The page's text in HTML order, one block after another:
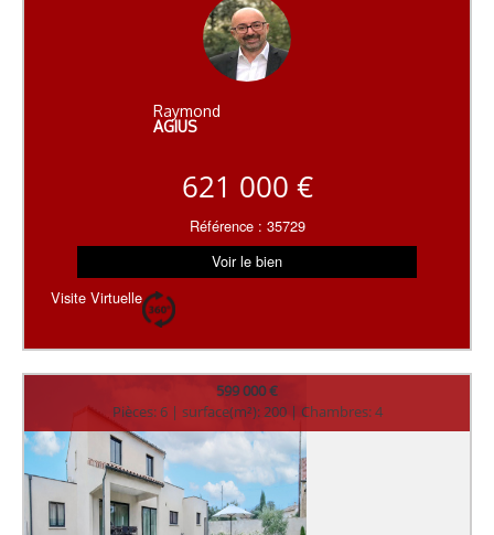
Raymond
AGIUS
621 000 €
Référence : 35729
Voir le bien
Visite Virtuelle
599 000 €
Pièces: 6 | surface(m²): 200 | Chambres: 4